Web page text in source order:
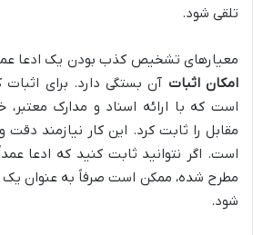
تلقی شود.
معیارهای تشخیص کذب بودن یک ادعا
امکان اثبات آن بستگی دارد. برای
است که با ارائه اسناد و مدارک
مقابل را ثابت کرد. این کار نیازمند
است. اگر نتوانید ثابت کنید که ادعا
مطرح شده، ممکن است صرفاً به عنوان یک
شود.